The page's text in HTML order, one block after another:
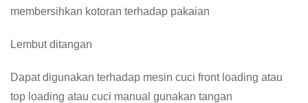
membersihkan kotoran terhadap pakaian
Lembut ditangan
Dapat digunakan terhadap mesin cuci front loading atau
top loading atau cuci manual gunakan tangan